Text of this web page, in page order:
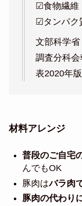
☑︎食物繊維
☑︎タンパク
文部科学
調査分科
表2020年
材料アレンジ
普段のご自宅
んでもOK
豚肉はバラ肉
豚肉の代わり